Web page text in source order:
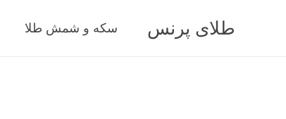
طلای پرنس سکه و شمش طلا